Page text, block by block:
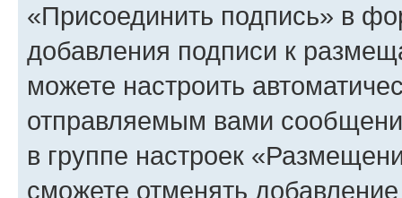
«Присоединить подпись» в
добавления подписи к
можете настроить
отправляемым вами
в группе настроек
сможете отменять